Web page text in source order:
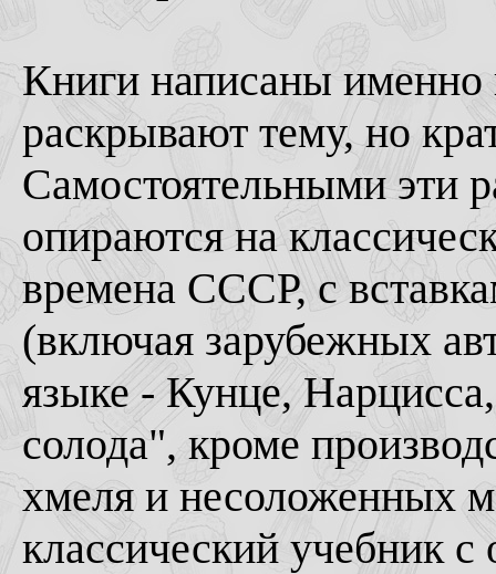
Книги написаны именно
раскрывают тему, но
Самостоятельными эти
опираются на
времена СССР, с
(включая зарубежных
языке - Кунце,
солода", кроме
хмеля и несоложенных
классический учебник